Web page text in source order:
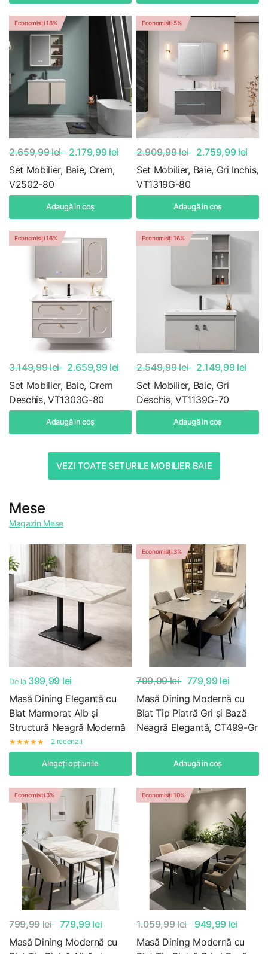
Economisiți 18%
2.659,99 lei
2.179,99 lei
Set Mobilier, Baie, Crem,
V2502-80
Adaugă in coş
Economisiți 5%
2.909,99 lei
2.759,99 lei
Set Mobilier, Baie, Gri Inchis,
VT1319G-80
Adaugă in coş
Economisiți 16%
3.149,99 lei
2.659,99 lei
Set Mobilier, Baie, Crem
Deschis, VT1303G-80
Adaugă in coş
Economisiți 16%
2.549,99 lei
2.149,99 lei
Set Mobilier, Baie, Gri
Deschis, VT1139G-70
Adaugă in coş
VEZI TOATE SETURILE MOBILIER BAIE
Mese
Magazin Mese
De la399,99 lei
Masă Dining Elegantă cu
Blat Marmorat Alb și
Structură Neagră Modernă
2 recenzii
Alegeți opțiunile
Economisiți 3%
799,99 lei
779,99 lei
Masă Dining Modernă cu
Blat Tip Piatră Gri și Bază
Neagră Elegantă, CT499-Gr
Adaugă in coş
Economisiți 3%
799,99 lei
779,99 lei
Masă Dining Modernă cu
Economisiți 10%
1.059,99 lei
949,99 lei
Masă Dining Modernă cu